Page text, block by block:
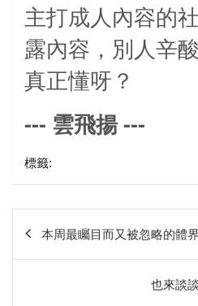
主打成人內容的
露內容，別人辛
真正懂呀？
--- 雲飛揚---
標籤:
章
本周最矚目而又被忽略的體
也來談